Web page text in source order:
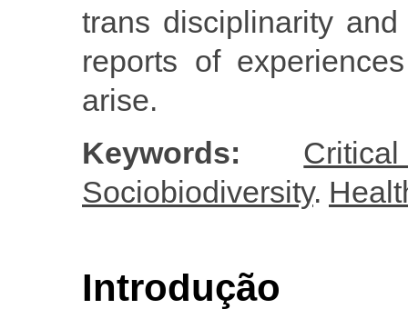
trans disciplinarity
reports of
arise.
Keywords:
Sociobiodiversity.
Introdução